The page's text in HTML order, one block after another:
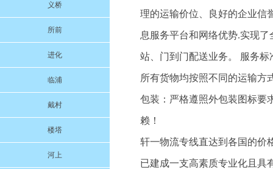
义桥
所前
进化
临浦
戴村
楼塔
河上
理的运输价位、良好的企业信
息服务平台和网络优势.实现
站、门到门配送业务。 服务
所有货物均按照不同的运输方
包装：严格遵照外包装图标要
赖！
轩一物流专线直达到各国的价
已建成一支高素质专业化且具